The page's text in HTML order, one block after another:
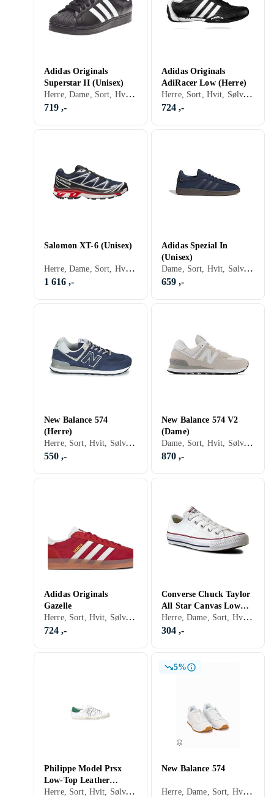
Adidas Originals
Superstar II (Unisex)
Herre, Dame, Sort, Hvit, Sølv, Grå, Turkis, Brun, Blå, Rød, Oransje, Gull, Grønn, Beige, Rosa, Lilla, Khaki, Lisser, Adidas Superstar
719 ,-
Adidas Originals
AdiRacer Low (Herre)
Herre, Sort, Hvit, Sølv, Grå, Brun, Blå, Rød, Gul, Oransje, Gull, Grønn, Beige, Rosa, Lisser
724 ,-
Salomon XT-6 (Unisex)
Herre, Dame, Sort, Hvit, Sølv, Grå, Brun, Blå, Rød, Gul, Grønn, Beige, Rosa, Lilla, Lisser
1 616 ,-
Adidas Spezial In
(Unisex)
Dame, Sort, Hvit, Sølv, Grå, Brun, Blå, Rød, Gul, Oransje, Grønn, Beige, Rosa, Khaki, Lisser, Adidas Originals Gazelle
659 ,-
New Balance 574
(Herre)
Herre, Sort, Hvit, Sølv, Grå, Turkis, Brun, Blå, Rød, Gul, Oransje, Grønn, Beige, Rosa, Lilla, Khaki, Lisser, New Balance 574
550 ,-
New Balance 574 V2
(Dame)
Dame, Sort, Hvit, Sølv, Grå, Brun, Blå, Rød, Grønn, Beige, Rosa, Khaki, Lisser, New Balance 574
870 ,-
Adidas Originals
Gazelle
Herre, Sort, Hvit, Sølv, Grå, Brun, Blå, Rød, Gul, Oransje, Grønn, Beige, Rosa, Lisser, Adidas Originals Gazelle
724 ,-
Converse Chuck Taylor
All Star Canvas Low
Top Ox (Unisex)
Herre, Dame, Sort, Hvit, Sølv, Grå, Turkis, Brun, Blå, Rød, Gul, Oransje, Gull, Grønn, Beige, Rosa, Lilla, Khaki, Lisser, Converse Chuck Taylor All-Star
304 ,-
Philippe Model Prsx
Low-Top Leather
(Men's)
Herre, Sort, Hvit, Sølv, Grå, Blå, Grønn, Beige, Lisser
5%
New Balance 574
Herre, Dame, Sort, Hvit, Sølv, Grå, Brun, Blå, Oransje, Grønn, Beige, Lisser, New Balance 574